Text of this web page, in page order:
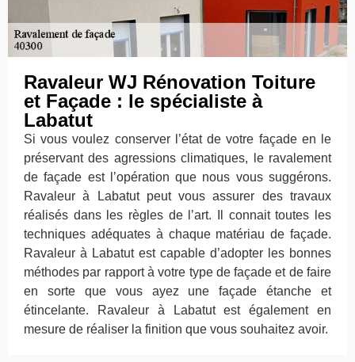
Ravaleur WJ Rénovation Toiture
et Façade : le spécialiste à
Labatut
Si vous voulez conserver l’état de votre façade en le
préservant des agressions climatiques, le ravalement
de façade est l’opération que nous vous suggérons.
Ravaleur à Labatut peut vous assurer des travaux
réalisés dans les règles de l’art. Il connait toutes les
techniques adéquates à chaque matériau de façade.
Ravaleur à Labatut est capable d’adopter les bonnes
méthodes par rapport à votre type de façade et de faire
en sorte que vous ayez une façade étanche et
étincelante. Ravaleur à Labatut est également en
mesure de réaliser la finition que vous souhaitez avoir.